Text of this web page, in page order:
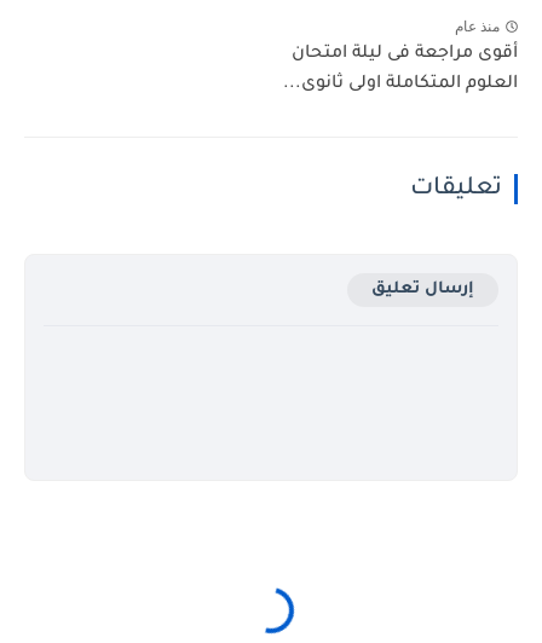
فى ليلة امتحان
المتكاملة اولى ثانوى...
إرسال تعليق